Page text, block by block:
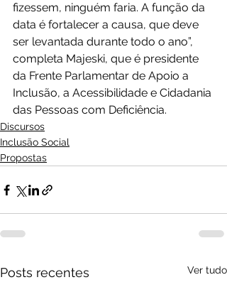
fizessem, ninguém faria. A função da
data é fortalecer a causa, que deve
ser levantada durante todo o ano”,
completa Majeski, que é presidente
da Frente Parlamentar de Apoio a
Inclusão, a Acessibilidade e Cidadania
das Pessoas com Deficiência.
Discursos
Inclusão Social
Propostas
Posts recentes Ver tudo